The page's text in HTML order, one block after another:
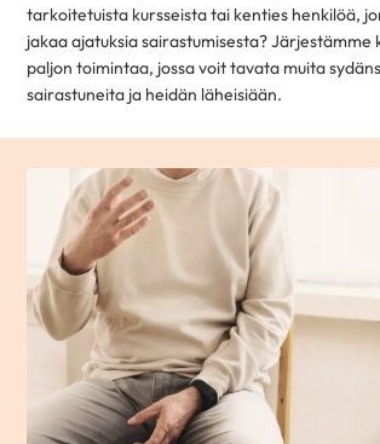
tarkoitetuista kursseista tai kenties henkilöä,
jakaa ajatuksia sairastumisesta? Järjestämme
paljon toimintaa, jossa voit tavata muita
sairastuneita ja heidän läheisiään.